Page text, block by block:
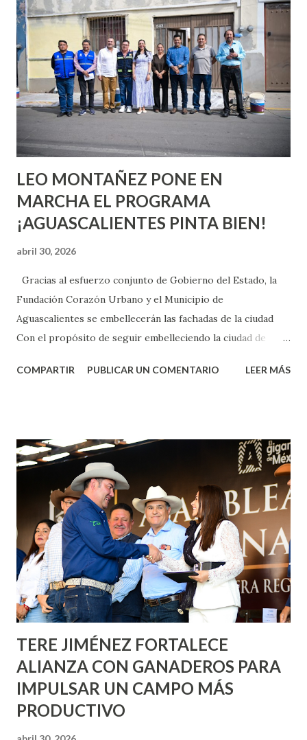
quienes ya han tenido relaciones sexuales no son expertos
o expertas en el tema. Siempre hay algo nuevo que
aprender y nuevas experiencias que conocer. Si eres una
chica y aún no has tenido relaciones sexuales, tal vez
pienses que el sexo será increíble y no puedas esperar para
experimentarlo, pero como cualquier persona con
experiencia te dirá, siempre es mejor cuando ambas partes
son suficientemen...
LEO MONTAÑEZ PONE EN
MARCHA EL PROGRAMA
¡AGUASCALIENTES PINTA BIEN!
abril 30, 2026
Gracias al esfuerzo conjunto de Gobierno del Estado, la
Fundación Corazón Urbano y el Municipio de
Aguascalientes se embellecerán las fachadas de la ciudad
Con el propósito de seguir embelleciendo la ciudad de
municipal, Leo Montañez dio inicio al programa
Corazón Urbano y el Municipio capital. Leo Montañez
informó que en este programa se usarán cerca de 90 mil
metros cuadrados de pintura, para dar inicio en la calle
Nieto, entre Jesús F. Elizondo y la calle 22 de Octubre, con
lo que se aplicará pintura en 66 casas. Posteriormente se
llevará este programa a Villas de Nuestra Señora de la
Asunción, Avenida Alameda y Decreto 27 de Septiembre, en
los edificios FOVISSSTE Ojo de Agua, en la comunidad
Norias de Paso Hondo y en los edificios de...
COMPARTIR PUBLICAR UN COMENTARIO LEER MÁS
TERE JIMÉNEZ FORTALECE
ALIANZA CON GANADEROS PARA
IMPULSAR UN CAMPO MÁS
PRODUCTIVO